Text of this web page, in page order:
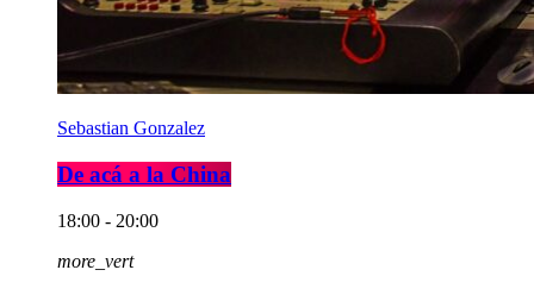
Sebastian Gonzalez
De acá a la China
18:00 - 20:00
more_vert